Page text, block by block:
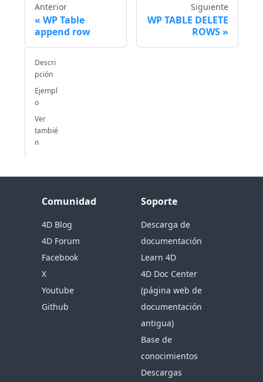
Anterior
WP Table
append row
Siguiente
WP TABLE DELETE
ROWS
Descri
pción
Ejempl
o
Ver
tambié
n
Comunidad
4D Blog
4D Forum
Facebook
X
Youtube
Github
Soporte
Descarga de
documentación
Learn 4D
4D Doc Center
(página web de
documentación
antigua)
Base de
conocimientos
Descargas